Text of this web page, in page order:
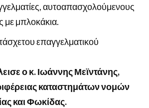
αυτοαπασχολούμενους
με μπλοκάκια.
επαγγελματικού
ο κ. Ιωάννης Μεϊντάνης,
καταστημάτων νομών
και Φωκίδας.